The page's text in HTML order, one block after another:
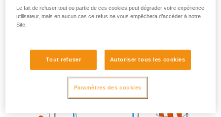
spécifiques à la situation doit être réalisée.
Le fait de refuser tout ou partie de ces cookies peut dégrader votre expérience
utilisateur, mais en aucun cas ce refus ne vous empêchera d’accéder à notre
Site.
Tout refuser Autoriser tous les cookies
Paramètres des cookies